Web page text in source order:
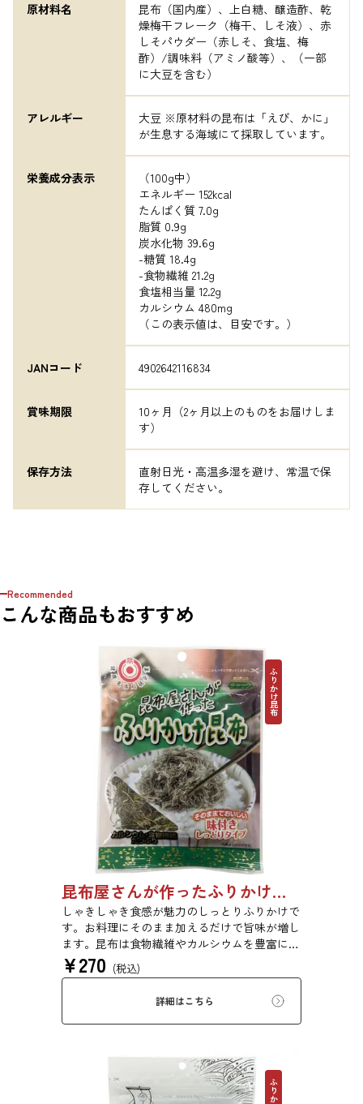
原材料名
昆布（国内産）、上白糖、醸造酢、乾
燥梅干フレーク（梅干、しそ液）、赤
しそパウダー（赤しそ、食塩、梅
酢）/調味料（アミノ酸等）、（一部
に大豆を含む）
アレルギー
大豆 ※原材料の昆布は「えび、かに」
が生息する海域にて採取しています。
栄養成分表示
（100g中）
エネルギー 152kcal
たんぱく質 7.0g
脂質 0.9g
炭水化物 39.6g
-糖質 18.4g
-食物繊維 21.2g
食塩相当量 12.2g
カルシウム 480mg
（この表示値は、目安です。）
JANコード 4902642116834
賞味期限
10ヶ月（2ヶ月以上のものをお届けしま
す）
保存方法
直射日光・高温多湿を避け、常温で保
存してください。
Recommended
こんな商品もおすすめ
ふりかけ昆布
昆布屋さんが作ったふりかけ昆布 30g 単品 5袋セット 20袋セット 5072
しゃきしゃき食感が魅力のしっとりふりかけで
す。お料理にそのまま加えるだけで旨味が増し
ます。昆布は食物繊維やカルシウムを豊富に含
んでいるため、バランスのとれた食生活のため
にお使いいただけます。
¥270 (税込)
詳細はこちら